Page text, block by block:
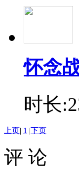
怀念
时长
上页| 1 |下页
评 论